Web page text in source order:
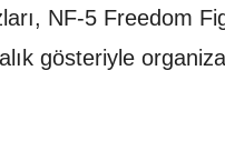
NF-5 Freedom
gösteriyle